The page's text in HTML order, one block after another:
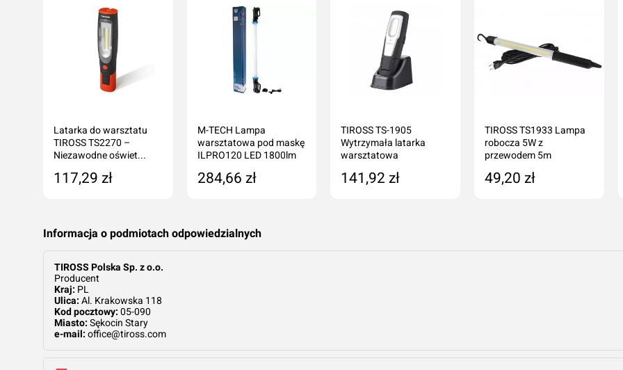
Latarka do warsztatu
TIROSS TS2270 –
Niezawodne oświet...
117,29 zł
M-TECH Lampa
warsztatowa pod maskę
ILPRO120 LED 1800lm
284,66 zł
TIROSS TS-1905
Wytrzymała latarka
warsztatowa
141,92 zł
TIROSS TS1933 Lampa
robocza 5W z
przewodem 5m
49,20 zł
Informacja o podmiotach odpowiedzialnych
TIROSS Polska Sp. z o.o.
Producent
Kraj: PL
Ulica: Al. Krakowska 118
Kod pocztowy: 05-090
Miasto: Sękocin Stary
e-mail: office@tiross.com